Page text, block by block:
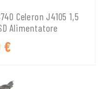
Celeron J4105 1,5
Alimentatore
€